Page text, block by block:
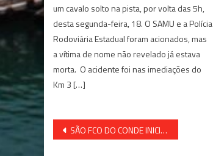
um cavalo solto na pista, por volta das 5h,
desta segunda-feira, 18. O SAMU e a Polícia
Rodoviária Estadual foram acionados, mas
a vítima de nome não revelado já estava
morta. O acidente foi nas imediações do
Km 3 […]
Navegação
SÃO FCO DO CONDE INICIA VACINAÇÃO DE CRIANÇA NESTA SEGUNDA